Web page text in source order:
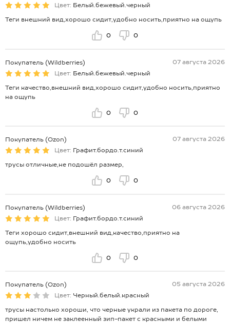
Цвет: Белый.бежевый.черный
Теги внешний вид,хорошо сидит,удобно носить,приятно на ощупь
0 0
Покупатель (Wildberries)
07 августа 2026
Цвет: Белый.бежевый.черный
Теги качество,внешний вид,хорошо сидит,удобно носить,приятно
на ощупь
0 0
Покупатель (Ozon)
07 августа 2026
Цвет: Графит.бордо.т.синий
трусы отличные,не подошёл размер,
0 0
Покупатель (Wildberries)
06 августа 2026
Цвет: Графит.бордо.т.синий
Теги хорошо сидит,внешний вид,качество,приятно на
ощупь,удобно носить
0 0
Покупатель (Ozon)
05 августа 2026
Цвет: Черный.белый.красный
трусы настолько хороши, что черные украли из пакета по дороге,
пришел ничем не заклеенный зип-пакет с красными и белыми